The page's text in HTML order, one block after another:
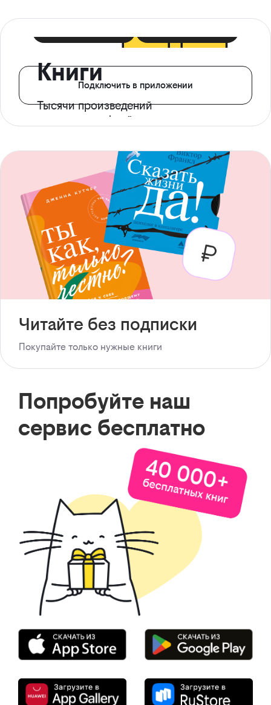
Книги
Тысячи произведений
с доступом офлайн
Подключить в приложении
Читайте без подписки
Покупайте только нужные книги
Попробуйте наш
сервис бесплатно